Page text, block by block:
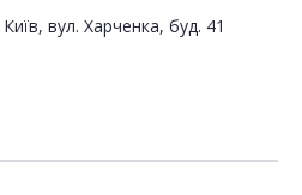
вул. Харченка, буд. 41